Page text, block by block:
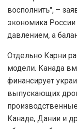
восполнить", –
экономика
давлением, а
Отдельно Карни
модели. Канада
финансирует
выпускающих
Канаде, Дании и